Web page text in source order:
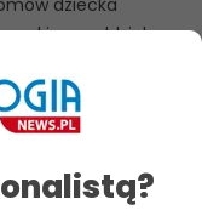
oddziału
gdzie
jak prawidłowo